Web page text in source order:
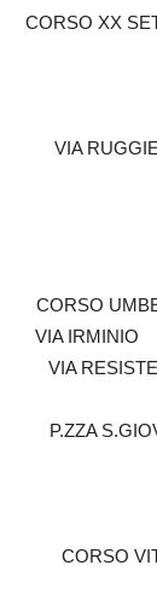
XX
IRMINIO